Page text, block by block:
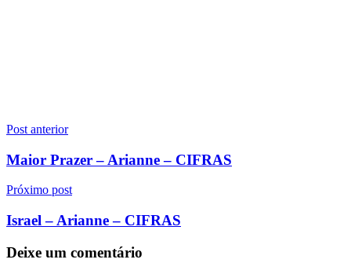
Navegação
de
Post anterior
Maior Prazer – Arianne – CIFRAS
Próximo post
Israel – Arianne – CIFRAS
Deixe um comentário